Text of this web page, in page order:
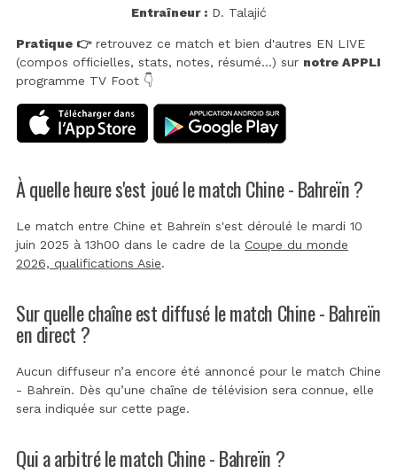
Entraîneur :D. Talajić
Pratique 👉retrouvez ce match et bien d'autres EN LIVE
(compos officielles, stats, notes, résumé...) sur notre APPLI
programme TV Foot 👇
À quelle heure s'est joué le match Chine - Bahreïn ?
Le match entre Chine et Bahreïn s'est déroulé le mardi 10
juin 2025 à 13h00 dans le cadre de la Coupe du monde
2026, qualifications Asie.
Sur quelle chaîne est diffusé le match Chine - Bahreïn
en direct ?
Aucun diffuseur n’a encore été annoncé pour le match Chine
- Bahreïn. Dès qu’une chaîne de télévision sera connue, elle
sera indiquée sur cette page.
Qui a arbitré le match Chine - Bahreïn ?